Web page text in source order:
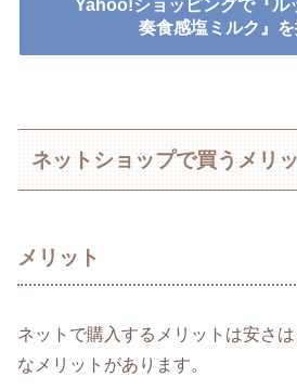
Yahoo!ショッピングで『ル
奏食感塩ミルク』
ネットショップで買うメリ
メリット
ネットで購入するメリットは安さ
なメリットがあります。